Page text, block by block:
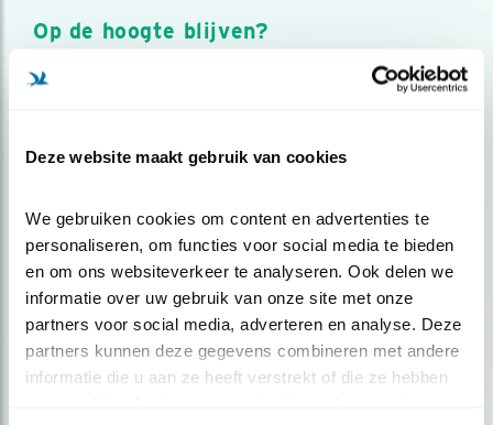
Deze website maakt gebruik van cookies
We gebruiken cookies om content en advertenties te
personaliseren, om functies voor social media te bieden
en om ons websiteverkeer te analyseren. Ook delen we
informatie over uw gebruik van onze site met onze
partners voor social media, adverteren en analyse. Deze
partners kunnen deze gegevens combineren met andere
informatie die u aan ze heeft verstrekt of die ze hebben
Op de hoogte blijven?
Meld je aan en ontvang nieuws, inspiratie, acties en tips
over vogels en activiteiten van Vogelbescherming.